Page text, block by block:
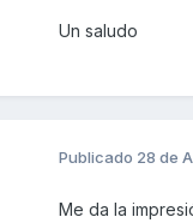
Un saludo
Publicado 28 de
Me da la